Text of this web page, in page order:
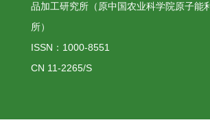
品加工研究所（原中国农业科学院原子能
所）
ISSN：1000-8551
CN 11-2265/S